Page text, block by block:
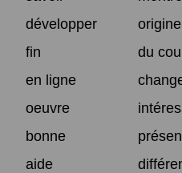
développer
origine
fin
du
en ligne
oeuvre
bonne
aide